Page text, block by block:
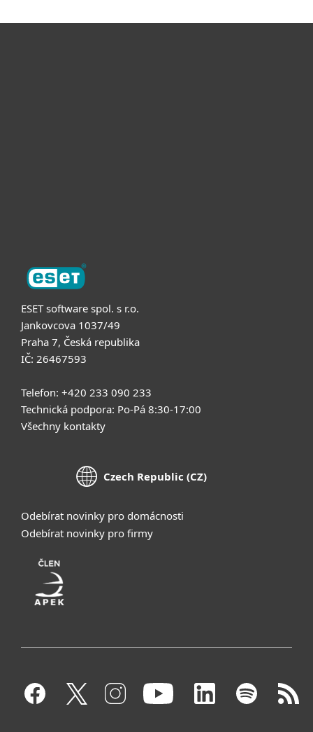
ESET software spol. s r.o.
Jankovcova 1037/49
Praha 7, Česká republika
IČ: 26467593
Telefon: +420 233 090 233
Technická podpora: Po-Pá 8:30-17:00
Všechny kontakty
Czech Republic (CZ)
Odebírat novinky pro domácnosti
Odebírat novinky pro firmy